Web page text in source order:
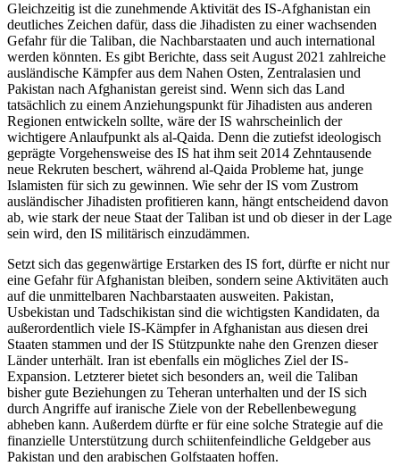
Gleichzeitig ist die zunehmende Aktivität des IS-Afghanistan ein
deutliches Zeichen dafür, dass die Jihadisten zu einer wachsen­den
Gefahr für die Taliban, die Nachbarstaaten und auch international
werden könn­ten. Es gibt Berichte, dass seit August 2021 zahlreiche
ausländische Kämpfer aus dem Nahen Osten, Zentralasien und
Pakis­tan nach Afghanistan gereist sind. Wenn sich das Land
tatsächlich zu einem Anzie­hungspunkt für Jihadisten aus anderen
Regionen entwickeln sollte, wäre der IS wahrscheinlich der
wichtigere Anlaufpunkt als al‑Qaida. Denn die zutiefst ideologisch
geprägte Vorgehensweise des IS hat ihm seit 2014 Zehntausende
neue Rekruten be­schert, während al‑Qaida Probleme hat, junge
Islamisten für sich zu gewinnen. Wie sehr der IS vom Zustrom
ausländischer Jiha­disten profitieren kann, hängt entscheidend davon
ab, wie stark der neue Staat der Tali­ban ist und ob dieser in der Lage
sein wird, den IS militärisch einzudämmen.
Setzt sich das gegenwärtige Erstarken des IS fort, dürfte er nicht nur
eine Gefahr für Afghanistan bleiben, sondern seine Akti­vi­täten auch
auf die unmittelbaren Nach­bar­staaten ausweiten. Pakistan,
Usbekistan und Tadschikistan sind die wichtigsten Kandi­daten, da
außerordentlich viele IS-Kämpfer in Afghanistan aus diesen drei
Staaten stam­men und der IS Stützpunkte nahe den Gren­zen dieser
Länder unterhält. Iran ist eben­falls ein mögliches Ziel der IS-
Expansion. Letzterer bietet sich besonders an, weil die Taliban
bisher gute Beziehungen zu Tehe­ran unterhalten und der IS sich
durch An­griffe auf iranische Ziele von der Rebellen­bewegung
abheben kann. Außerdem dürfte er für eine solche Strategie auf die
finan­zielle Unterstützung durch schiitenfeind­liche Geldgeber aus
Pakistan und den arabi­schen Golfstaaten hoffen.